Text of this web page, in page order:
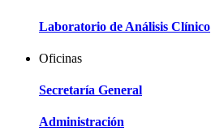
Laboratorio de Análisis Clínico
Oficinas
Secretaría General
Administración